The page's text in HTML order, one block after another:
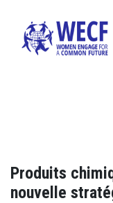
Produits
nouvelle